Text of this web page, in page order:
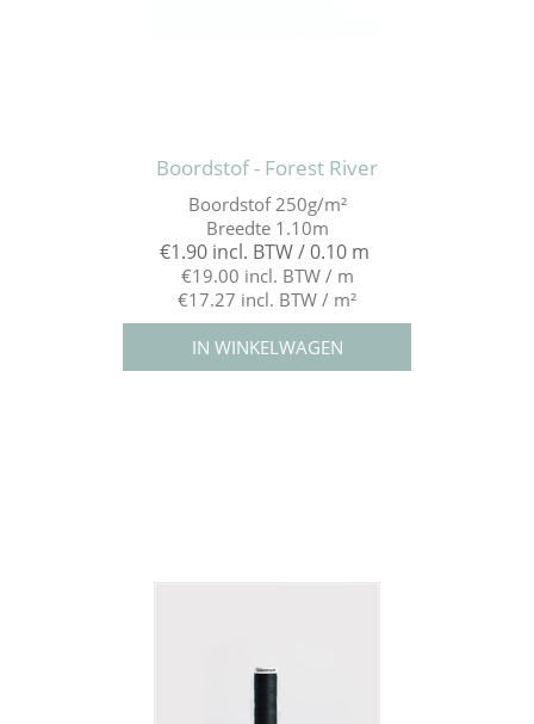
Boordstof - Forest River
Boordstof 250g/m²
Breedte 1.10m
€1.90 incl. BTW / 0.10 m
€19.00 incl. BTW / m
€17.27 incl. BTW / m²